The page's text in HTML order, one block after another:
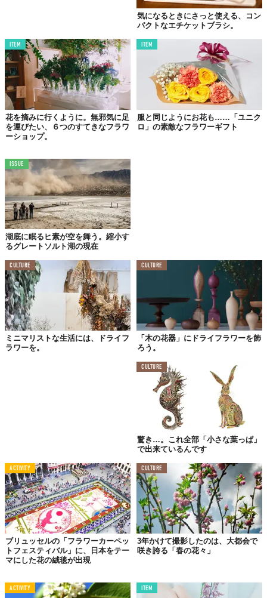
気になるときにさっと使える、コン
パクトなエチケットブラシ。
ITEM
花を摘みに行くように。無邪気に足
を運びたい、６つのすてきなフラワ
ーショップ。
ITEM
服と同じようにお花も……「ユニク
ロ」の素敵なフラワーギフト
ISSUE
湖底に眠るヒ素が空を舞う。縮小す
るグレートソルト湖の現在
CULTURE
ミニマリストな生活には、ドライフ
ラワーを。
CULTURE
「木の花器」にドライフラワーを飾
ろう。
CULTURE
驚き…。これ全部「小さな葉っぱ」
で出来ているんです
ACTIVITY
ブリュッセルの「フラワーカーペッ
トフェスティバル」に、日本をテー
マにした花の絨毯が出現
CULTURE
3年かけて撮影したのは、大都会で
咲き誇る「春の花々」
ACTIVITY ITEM